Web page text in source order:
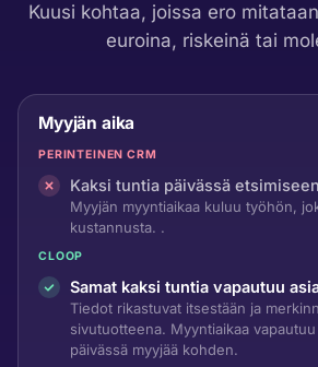
Kuusi kohtaa, joissa ero
euroina, riskeinä tai
Myyjän aika
PERINTEINEN CRM
Kaksi tuntia päivässä
Myyjän myyntiaikaa kuluu työhön,
kustannusta. .
CLOOP
Samat kaksi tuntia vapautuu
Tiedot rikastuvat itsestään ja
sivutuotteena. Myyntiaikaa
päivässä myyjää kohden.